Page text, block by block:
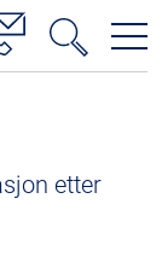
etter